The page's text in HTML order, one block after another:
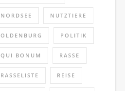
NORDSEE NUTZTIERE
OLDENBURG POLITIK
QUI BONUM RASSE
RASSELISTE REISE